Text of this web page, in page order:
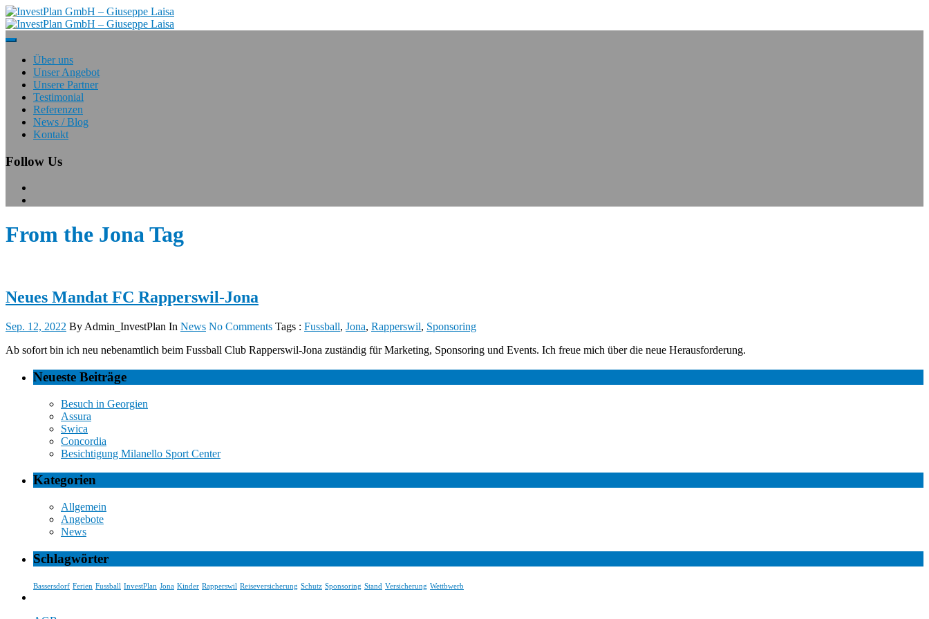
Über uns
Unser Angebot
Unsere Partner
Testimonial
Referenzen
News / Blog
Kontakt
Follow Us
From the Jona Tag
Neues Mandat FC Rapperswil-Jona
Sep. 12, 2022 By Admin_InvestPlan In News No Comments Tags : Fussball, Jona, Rapperswil, Sponsoring
Ab sofort bin ich neu nebenamtlich beim Fussball Club Rapperswil-Jona zuständig für Marketing, Sponsoring und Events. Ich freue mich über die neue Herausforderung.
Neueste Beiträge
Besuch in Georgien
Assura
Swica
Concordia
Besichtigung Milanello Sport Center
Kategorien
Allgemein
Angebote
News
Schlagwörter
Bassersdorf Ferien Fussball InvestPlan Jona Kinder Rapperswil Reiseversicherung Schutz Sponsoring Stand Versicherung Wettbwerb